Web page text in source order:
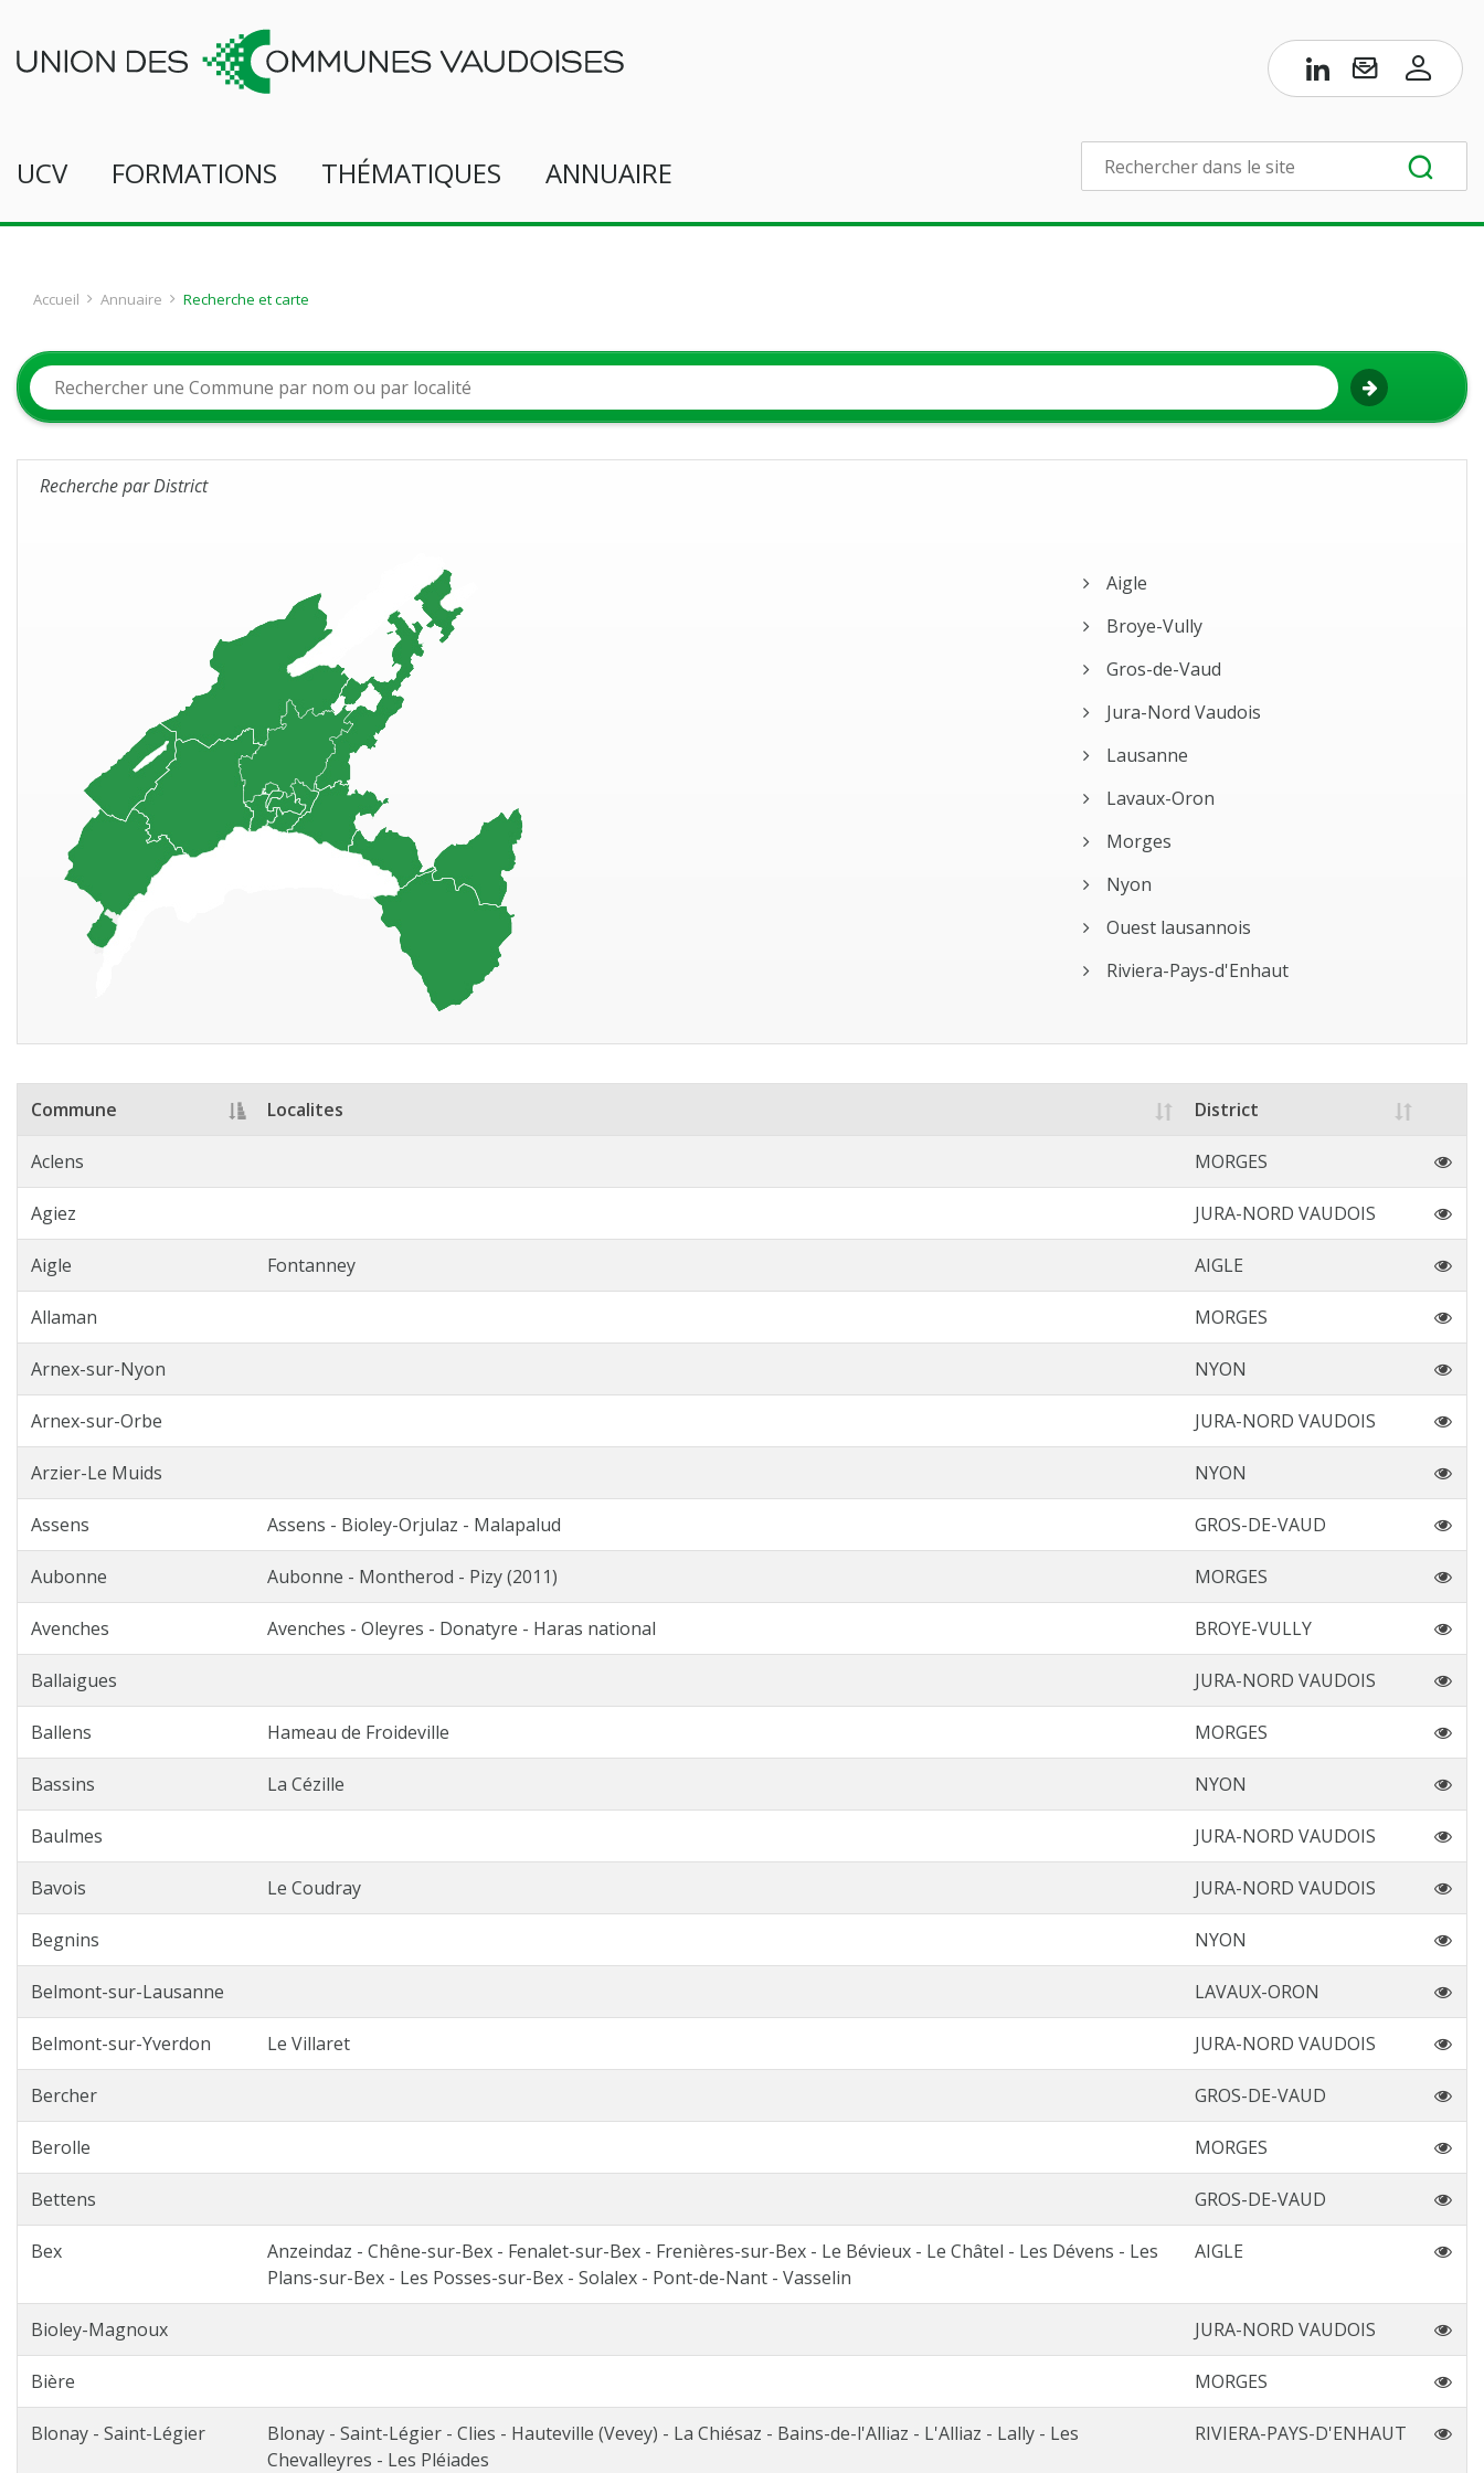
UCV FORMATIONS THÉMATIQUES ANNUAIRE
Accueil Annuaire Recherche et carte
Recherche par District
Aigle
Broye-Vully
Gros-de-Vaud
Jura-Nord Vaudois
Lausanne
Lavaux-Oron
Morges
Nyon
Ouest lausannois
Riviera-Pays-d'Enhaut
Commune Localites District
Aclens MORGES
Agiez JURA-NORD VAUDOIS
Aigle Fontanney AIGLE
Allaman MORGES
Arnex-sur-Nyon NYON
Arnex-sur-Orbe JURA-NORD VAUDOIS
Arzier-Le Muids NYON
Assens Assens - Bioley-Orjulaz - Malapalud GROS-DE-VAUD
Aubonne Aubonne - Montherod - Pizy (2011) MORGES
Avenches Avenches - Oleyres - Donatyre - Haras national BROYE-VULLY
Ballaigues JURA-NORD VAUDOIS
Ballens Hameau de Froideville MORGES
Bassins La Cézille NYON
Baulmes JURA-NORD VAUDOIS
Bavois Le Coudray JURA-NORD VAUDOIS
Begnins NYON
Belmont-sur-Lausanne LAVAUX-ORON
Belmont-sur-Yverdon Le Villaret JURA-NORD VAUDOIS
Bercher GROS-DE-VAUD
Berolle MORGES
Bettens GROS-DE-VAUD
Bex
Anzeindaz - Chêne-sur-Bex - Fenalet-sur-Bex - Frenières-sur-Bex - Le Bévieux - Le Châtel - Les Dévens - Les
Plans-sur-Bex - Les Posses-sur-Bex - Solalex - Pont-de-Nant - Vasselin
AIGLE
Bioley-Magnoux JURA-NORD VAUDOIS
Bière MORGES
Blonay - Saint-Légier
Blonay - Saint-Légier - Clies - Hauteville (Vevey) - La Chiésaz - Bains-de-l'Alliaz - L'Alliaz - Lally - Les
Chevalleyres - Les Pléiades
RIVIERA-PAYS-D'ENHAUT